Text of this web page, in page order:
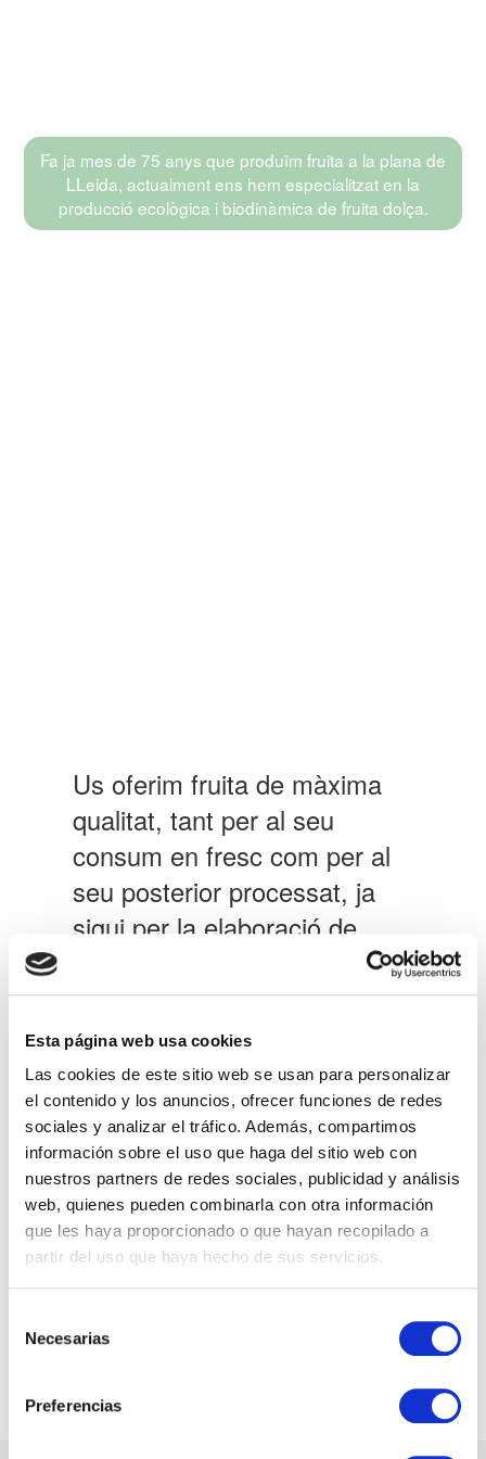
Esta página web usa cookies
Las cookies de este sitio web se usan para personalizar
el contenido y los anuncios, ofrecer funciones de redes
sociales y analizar el tráfico. Además, compartimos
información sobre el uso que haga del sitio web con
nuestros partners de redes sociales, publicidad y análisis
web, quienes pueden combinarla con otra información
que les haya proporcionado o que hayan recopilado a
partir del uso que haya hecho de sus servicios.
Necesarias
Preferencias
Fa ja mes de 75 anys que produïm fruita a la plana de
LLeida, actualment ens hem especialitzat en la
producció ecològica i biodinàmica de fruita dolça.
Us oferim fruita de màxima
qualitat, tant per al seu
consum en fresc com per al
seu posterior processat, ja
sigui per la elaboració de
derivats. La nostra producció
es diversifica en diferents
varietats de poma i pera, tot
produït segons els
estàndards ecològic i
biodinàmic, aplicant bona
part dels criteris de la
permacultura i la regeneració